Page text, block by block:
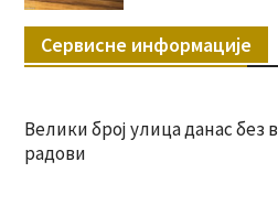
Сервисне информације
Велики број улица данас без
радови